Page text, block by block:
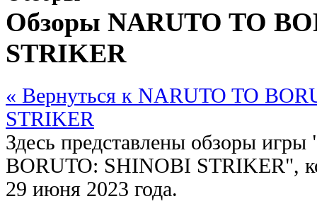
Обзоры NARUTO TO
STRIKER
« Вернуться к NARUTO TO
STRIKER
Здесь представлены обзоры
BORUTO: SHINOBI STRIKER",
29 июня 2023 года.